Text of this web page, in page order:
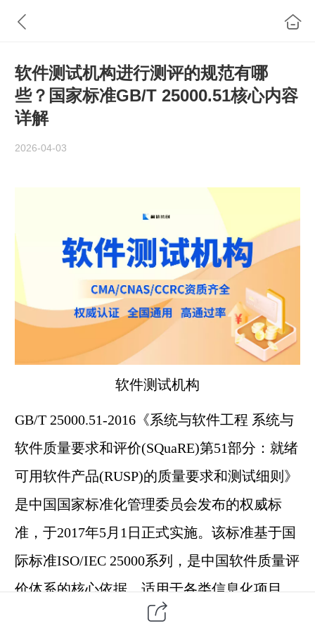
软件测试机构进行测评的规范有哪
些？国家标准GB/T 25000.51核心内容
详解
2026-04-03
软件测试机构
GB/T 25000.51-2016《系统与软件工程 系统与
软件质量要求和评价(SQuaRE)第51部分：就绪
可用软件产品(RUSP)的质量要求和测试细则》
是中国国家标准化管理委员会发布的权威标
准，于2017年5月1日正式实施。该标准基于国
际标准ISO/IEC 25000系列，是中国软件质量评
价体系的核心依据，适用于各类信息化项目
（如系统、软件、网络）的验收测试、第三方